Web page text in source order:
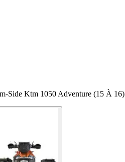
Side Ktm 1050 Adventure (15 À 16)